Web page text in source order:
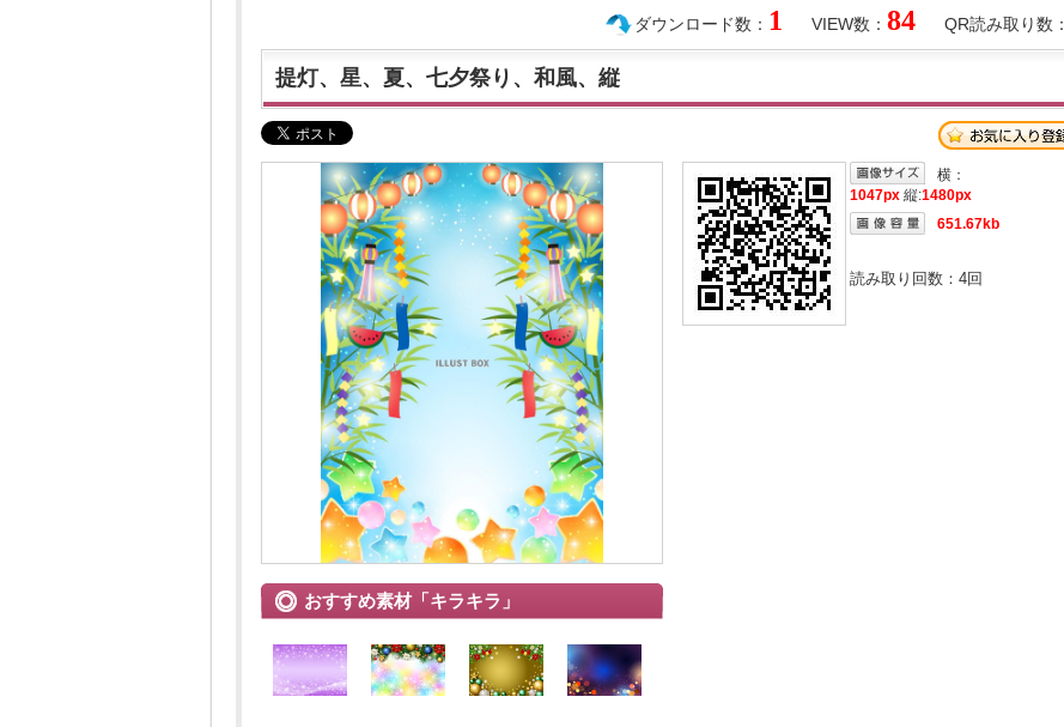
QR読み取り数：
VIEW数： 84
ダウンロード数： 1
提灯、星、夏、七夕祭り、和風、縦
おすすめ素材「キラキラ」
横：
1047px 縦:1480px
651.67kb
読み取り回数： 4回